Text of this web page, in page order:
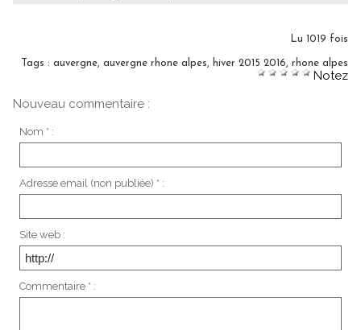
Lu 1019 fois
Tags : auvergne auvergne rhone alpes hiver 2015 2016 rhone alpes
Notez
Nouveau commentaire :
Nom * :
Adresse email (non publiée) * :
Site web :
Commentaire * :